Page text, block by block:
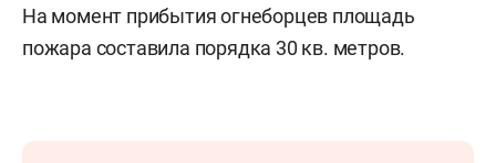
На момент прибытия огнеборцев площадь
пожара составила порядка 30 кв. метров.